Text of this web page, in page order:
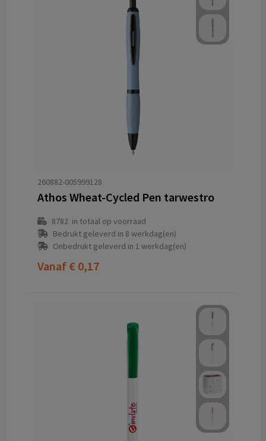
260882-005999128
Athos Wheat-Cycled Pen tarwestro
8782in totaal op voorraad
Bedrukt geleverd in 8 werkdag(en)
Onbedrukt geleverd in 1 werkdag(en)
Vanaf € 0,17